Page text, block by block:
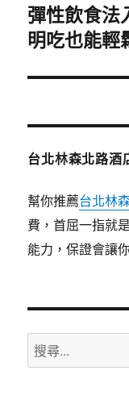
下
一
文
彈性飲食法
明吃也能輕
台北林森北路酒
幫你推薦台北林
費，首屈一指就
能力，保證會讓
搜
尋